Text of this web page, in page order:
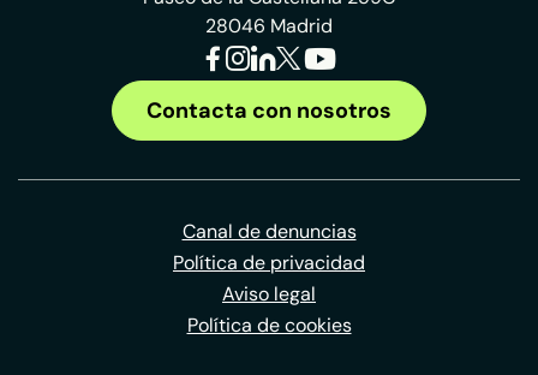
28046 Madrid
Contacta con nosotros
Canal de denuncias
Política de privacidad
Aviso legal
Política de cookies